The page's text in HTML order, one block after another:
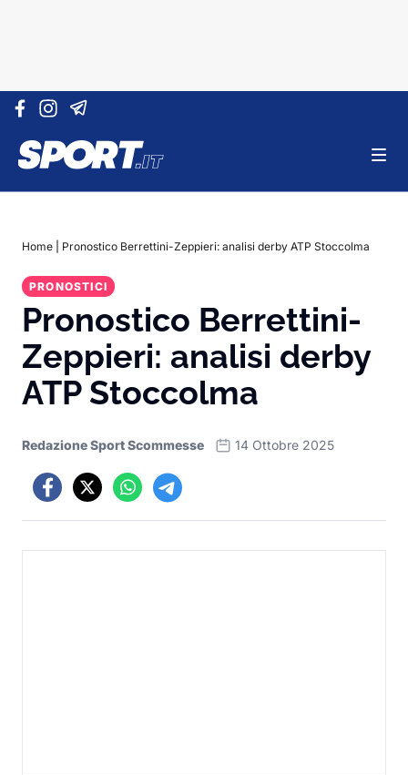
Vai al contenuto
Home Pronostico Berrettini-Zeppieri: analisi derby ATP Stoccolma
PRONOSTICI
Pronostico Berrettini-
Zeppieri: analisi derby
ATP Stoccolma
Redazione Sport Scommesse 14 Ottobre 2025